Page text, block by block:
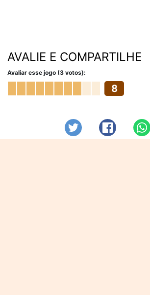
AVALIE E COMPARTILHE
Avaliar esse jogo (3 votos):
8